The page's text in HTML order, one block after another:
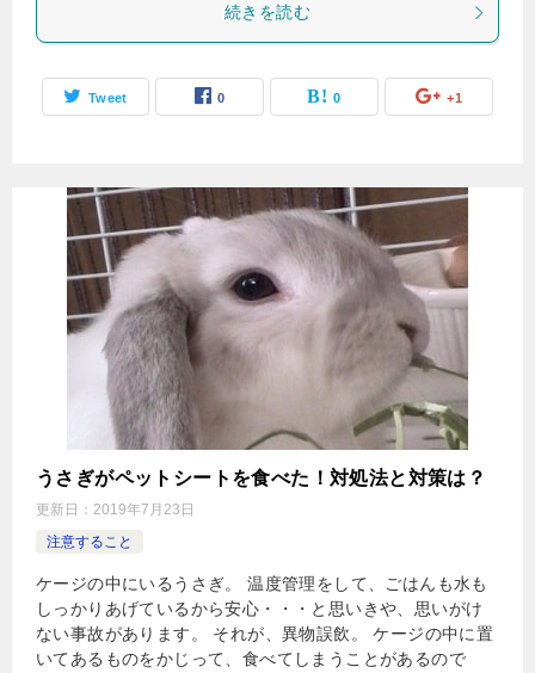
続きを読む
Tweet 0 0 +1
うさぎがペットシートを食べた！対処法と対策は？
更新日： 2019年7月23日
注意すること
ケージの中にいるうさぎ。 温度管理をして、ごはんも水も
しっかりあげているから安心・・・と思いきや、思いがけ
ない事故があります。 それが、異物誤飲。 ケージの中に置
いてあるものをかじって、食べてしまうことがあるので